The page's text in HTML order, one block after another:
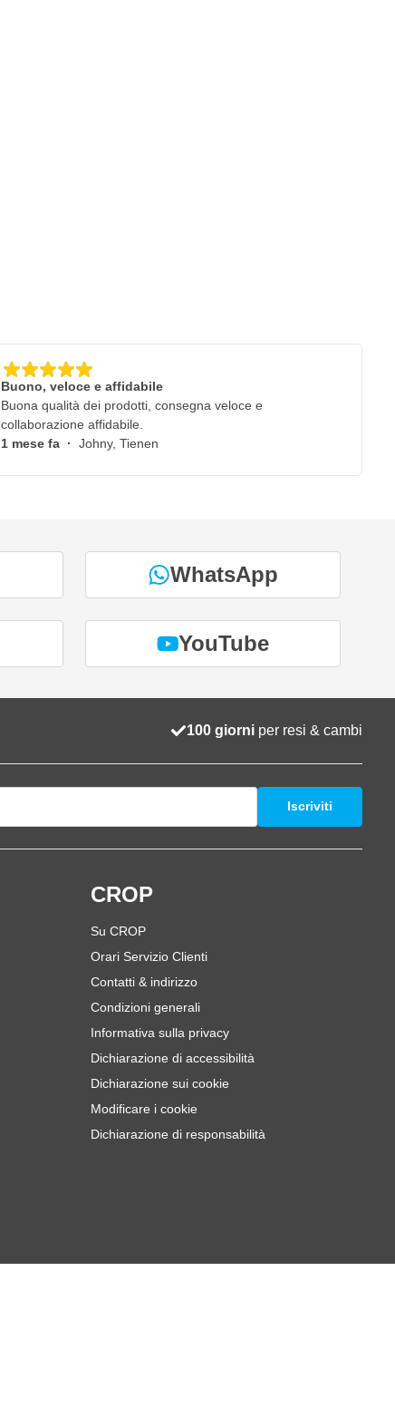
Buono, veloce e affidabile
Buona qualità dei prodotti, consegna veloce e
collaborazione affidabile.
1 mese fa · Johny, Tienen
WhatsApp
YouTube
100 giorni per resi & cambi
Iscriviti
CROP
Su CROP
Orari Servizio Clienti
Contatti & indirizzo
Condizioni generali
Informativa sulla privacy
Dichiarazione di accessibilità
Dichiarazione sui cookie
Modificare i cookie
Dichiarazione di responsabilità